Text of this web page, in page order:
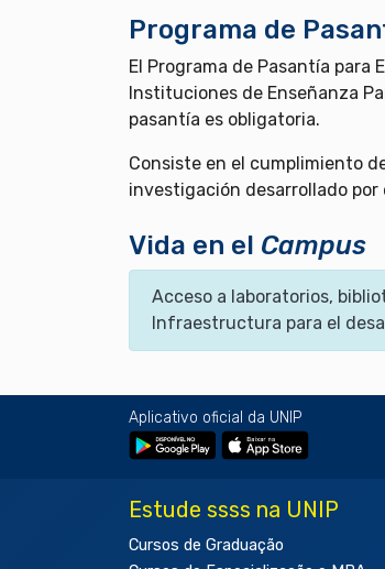
Programa de
El Programa de Pasantía para
Instituciones de Enseñanza
pasantía es obligatoria.
Consiste en el cumplimiento
investigación desarrollado por
Vida en el Campus
Acceso a laboratorios,
Infraestructura para el
Aplicativo oficial da UNIP
Estude ssss na UNIP
Cursos de Graduação